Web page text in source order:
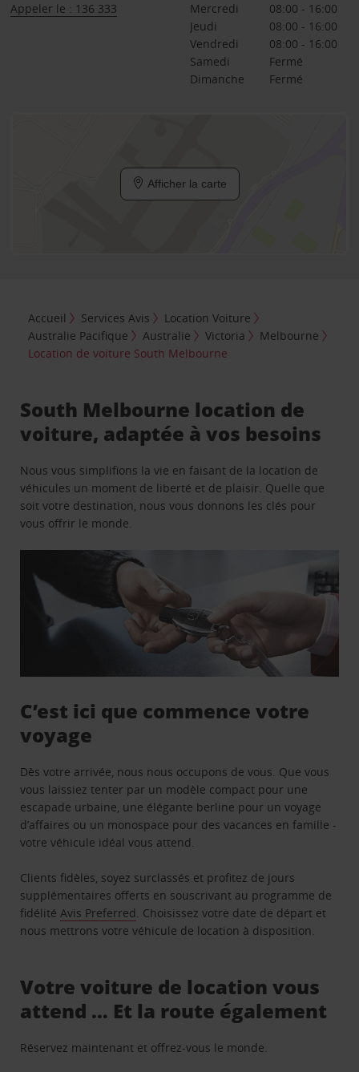
Appeler le : 136 333
Mercredi
08:00 - 16:00
Jeudi
08:00 - 16:00
Vendredi
08:00 - 16:00
Samedi
Fermé
Dimanche
Fermé
Afficher la carte
Accueil Services Avis
Location Voiture
Australie Pacifique
Australie Victoria
Melbourne
Location de voiture South Melbourne
South Melbourne location de
voiture, adaptée à vos besoins
Nous vous simplifions la vie en faisant de la location de
véhicules un moment de liberté et de plaisir. Quelle que
soit votre destination, nous vous donnons les clés pour
vous offrir le monde.
C’est ici que commence votre
voyage
Dès votre arrivée, nous nous occupons de vous. Que vous
vous laissiez tenter par un modèle compact pour une
escapade urbaine, une élégante berline pour un voyage
d’affaires ou un monospace pour des vacances en famille -
votre véhicule idéal vous attend.
Clients fidèles, soyez surclassés et profitez de jours
supplémentaires offerts en souscrivant au programme de
fidélitéAvis Preferred. Choisissez votre date de départ et
nous mettrons votre véhicule de location à disposition.
Votre voiture de location vous
attend … Et la route également
Réservez maintenant et offrez-vous le monde.